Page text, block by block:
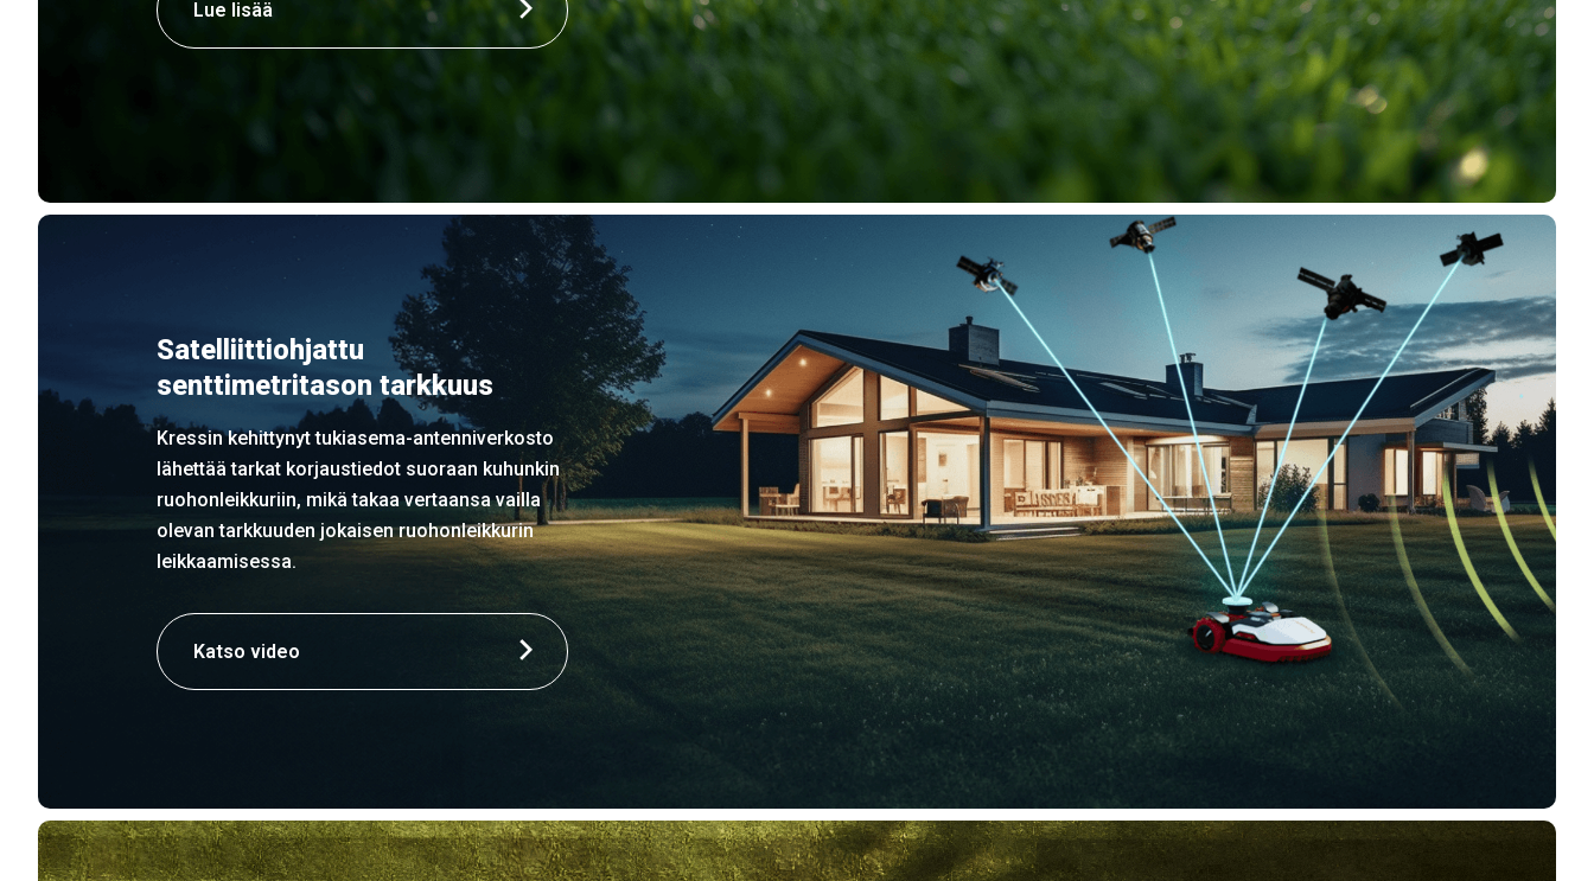
Lue lisää
Satelliittiohjattu
senttimetritason tarkkuus
Kressin kehittynyt tukiasema-antenniverkosto
lähettää tarkat korjaustiedot suoraan kuhunkin
ruohonleikkuriin, mikä takaa vertaansa vailla
olevan tarkkuuden jokaisen ruohonleikkurin
leikkaamisessa.
Katso video